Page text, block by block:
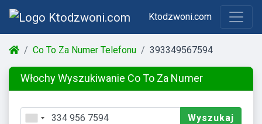
Ktodzwoni.com
Co To Za Numer Telefonu 393349567594
Włochy Wyszukiwanie Co To Za Numer
Wyszukaj